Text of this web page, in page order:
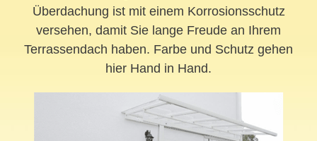
Überdachung ist mit einem Korrosionsschutz
versehen, damit Sie lange Freude an Ihrem
Terrassendach haben. Farbe und Schutz gehen
hier Hand in Hand.